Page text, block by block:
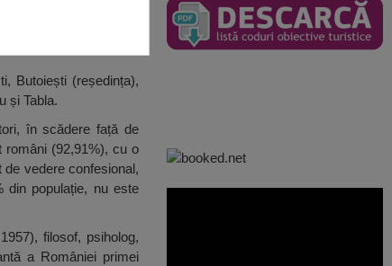
Butoiești (reședința),
și Tabla.
în scădere față de
români (92,91%), cu o
vedere confesional,
din populație, nu este
filosof, psiholog,
a României primei